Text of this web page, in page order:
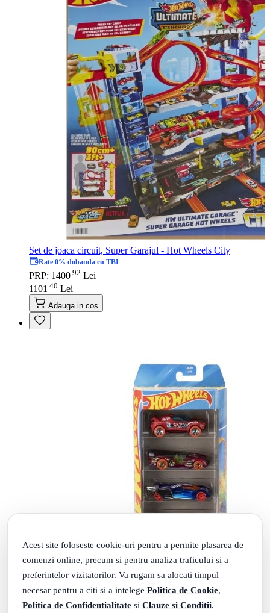
Acest site foloseste cookie-uri pentru a permite plasarea de
comenzi online, precum si pentru analiza traficului si a
preferintelor vizitatorilor. Va rugam sa alocati timpul
necesar pentru a citi si a intelege Politica de Cookie,
Politica de Confidentialitate si Clauze si Conditii.
Set de joaca circuit, Super Garajul - Hot Wheels City
Rate 0% dobanda cu TBI
PRP: 1400 92 Lei
1101 40 Lei
Adauga in cos